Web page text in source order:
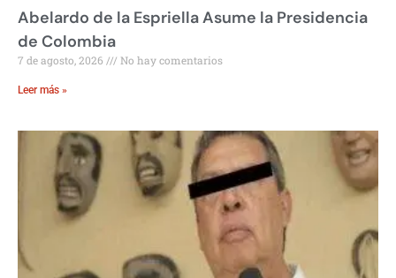
Abelardo de la Espriella Asume la Presidencia
de Colombia
7 de agosto, 2026 No hay comentarios
Leer más »